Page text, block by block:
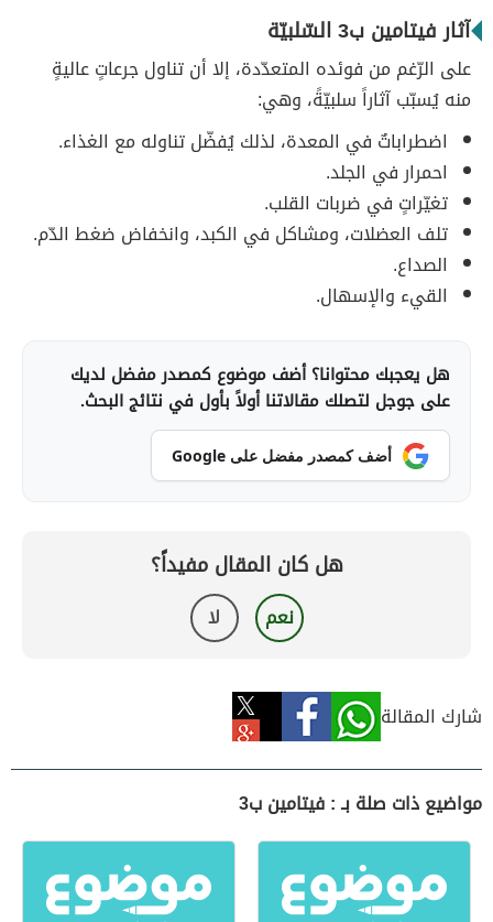
آثار فيتامين ب3 السّلبيّة
على الرّغم من فوئده المتعدّدة، إلا أن تناول جرعاتٍ عاليةٍ
منه يُسبّب آثاراً سلبيّةً، وهي:
اضطراباتٌ في المعدة، لذلك يُفضّل تناوله مع الغذاء.
احمرار في الجلد.
تغيّراتٍ في ضربات القلب.
تلف العضلات، ومشاكل في الكبد، وانخفاض ضغط الدّم.
الصداع.
القيء والإسهال.
هل يعجبك محتوانا؟ أضف موضوع كمصدر مفضل لديك
على جوجل لتصلك مقالاتنا أولاً بأول في نتائج البحث.
أضف كمصدر مفضل على Google
هل كان المقال مفيداً؟
نعم لا
شارك المقالة
مواضيع ذات صلة بـ : فيتامين ب3